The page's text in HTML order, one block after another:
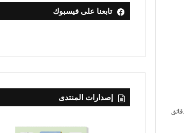
تابعنا على فيسبوك
إصدارات المنتدى